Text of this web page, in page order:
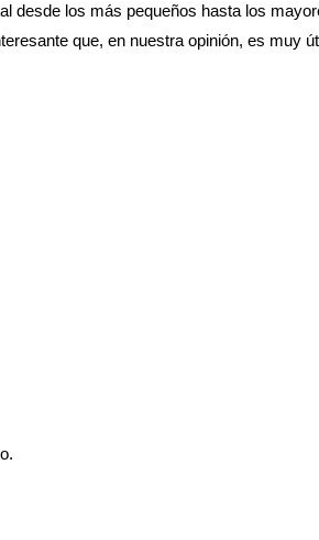
desde los más pequeños hasta los
que, en nuestra opinión, es muy